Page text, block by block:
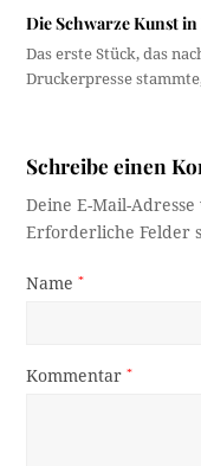
Die Schwarze Kunst
Das erste Stück, das
Druckerpresse
Schreibe einen
Deine E-Mail-
Erforderliche Felder
Name*
Kommentar*